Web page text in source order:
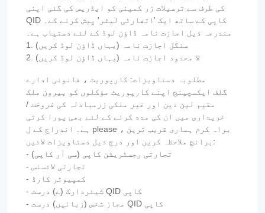
کی طرف سے ترسیلات زر کمپنی کو ایڈریس کی گئی اپنی
QID کاپی کے ساتھ ایک 'اتھارٹی لیٹر' پیش کرنے کے۔
مندرجہ ذیل اجازت نامہ ڈاؤن لوڈ کے لئے دستیاب ہے۔
1. سنگل اجازت نامہ (یہاں ڈاؤن لوڈ کریں)
2. لا محدود اجازت نامہ (یہاں ڈاؤن لوڈ کریں)
مطلوبہ دستاویزات: کارپوریٹ ، قانونی ادارے
گلف ایکسچینج اپنے کارپوریٹ مؤکلوں کو بیرون ملک
مقیم لین دین اور غیر ملکی زرمبادلہ کی فروخت /
خریداری میں ان کی مدد کرنے کے لئے بھی پورا کرتی
ہے۔ اندراج کے ل please ، براہ کرم ہماری قریب ترین
برانچ ملاحظہ کریں اور درج ذیل دستاویزات لائیں:
- تجارتی رجسٹریشن کاپی (سی آر کاپی)
- تجارتی لائسنس
- کمپیوٹر کارڈ
- شیئردارک (ے) درست QID کاپی
- مجاز شخص (زبانیں) درست QID کاپی